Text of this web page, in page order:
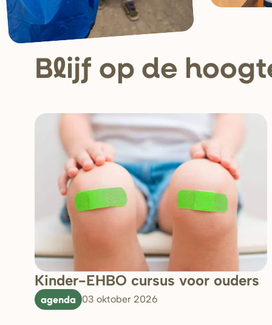
Blijf op de
Kinder-EHBO cursus voor ouders
agenda 03 oktober 2026